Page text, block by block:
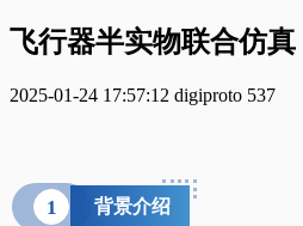
飞行器半实物联合仿
2025-01-24 17:57:12 digiproto 537
1 背景介绍